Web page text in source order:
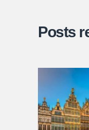
Posts